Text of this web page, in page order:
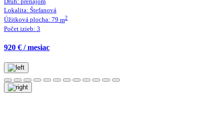
Lokalita: Štefanová
Úžitková plocha: 79 m2
Počet izieb: 3
920 € / mesiac